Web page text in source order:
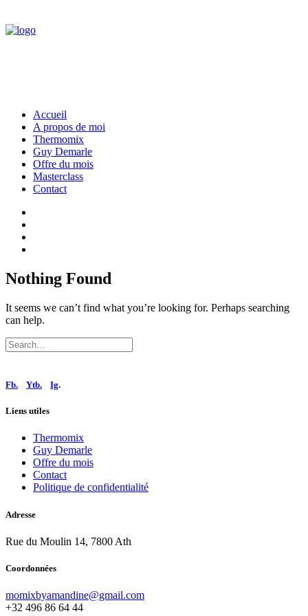
Accueil
A propos de moi
Thermomix
Guy Demarle
Offre du mois
Masterclass
Contact
Nothing Found
It seems we can’t find what you’re looking for. Perhaps searching
can help.
Fb. Ytb. Ig.
Liens utiles
Thermomix
Guy Demarle
Offre du mois
Contact
Politique de confidentialité
Adresse
Rue du Moulin 14, 7800 Ath
Coordonnées
momixbyamandine@gmail.com
+32 496 86 64 44